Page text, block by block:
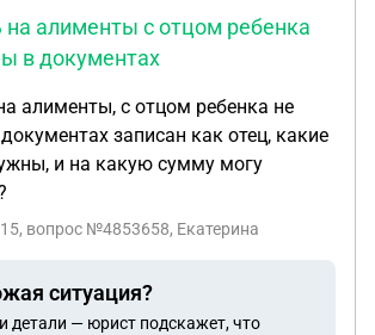
на алименты с отцом ребенка
в документах
алименты, с отцом ребенка не
записан как отец, какие
и на какую сумму могу
, вопрос №4853658, Екатерина
ситуация?
детали — юрист подскажет, что